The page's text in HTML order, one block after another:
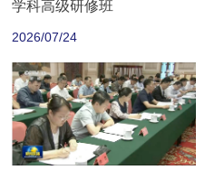
学科高级研修班
2026/07/24